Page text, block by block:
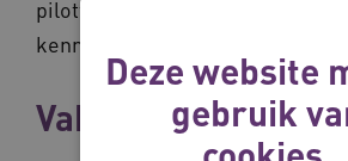
pilotfase en zijn versnipperd,
kennisdeling beperkt blijft.'
Vakjes aanvinken
Deze website
gebruik